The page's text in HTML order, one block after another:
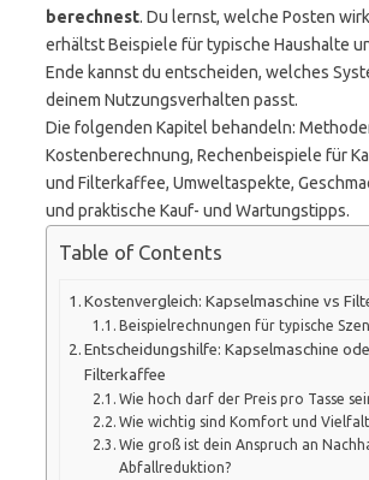
berechnest. Du lernst, welche Posten
erhältst Beispiele für typische Haushalte
Ende kannst du entscheiden, welches
deinem Nutzungsverhalten passt.
Die folgenden Kapitel behandeln:
Kostenberechnung, Rechenbeispiele für
und Filterkaffee, Umweltaspekte,
und praktische Kauf- und Wartungstipps.
Table of Contents
Kostenvergleich: Kapselmaschine vs
Beispielrechnungen für typische
Entscheidungshilfe: Kapselmaschine
Filterkaffee
Wie hoch darf der Preis pro Tasse
Wie wichtig sind Komfort und
Wie groß ist dein Anspruch an
Abfallreduktion?